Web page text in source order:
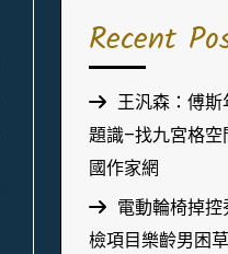
Recent
王汎森：傅
題識–找九宮格
國作家網
電動輪椅掉
檢項目樂齡男困